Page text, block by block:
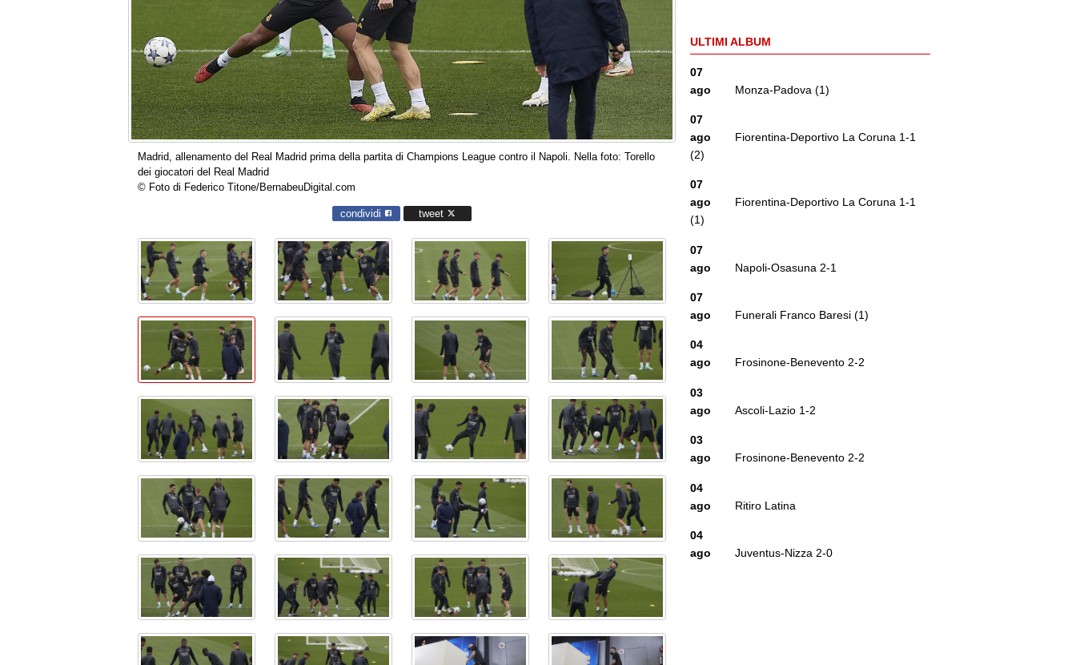
Madrid, allenamento del Real Madrid prima della partita di Champions League contro il Napoli. Nella foto: Torello
dei giocatori del Real Madrid
© Foto di Federico Titone/BernabeuDigital.com
condividi tweet
ULTIMI ALBUM
07
ago
Monza-Padova (1)
07
ago
Fiorentina-Deportivo La Coruna 1-1
(2)
07
ago
Fiorentina-Deportivo La Coruna 1-1
(1)
07
ago
Napoli-Osasuna 2-1
07
ago
Funerali Franco Baresi (1)
04
ago
Frosinone-Benevento 2-2
03
ago
Ascoli-Lazio 1-2
03
ago
Frosinone-Benevento 2-2
04
ago
Ritiro Latina
04
ago
Juventus-Nizza 2-0